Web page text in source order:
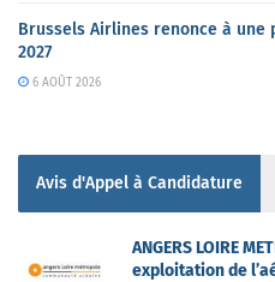
Brussels Airlines renonce à
2027
6 AOÛT 2026
Avis d'Appel à Candidature
ANGERS LOIRE
exploitation de